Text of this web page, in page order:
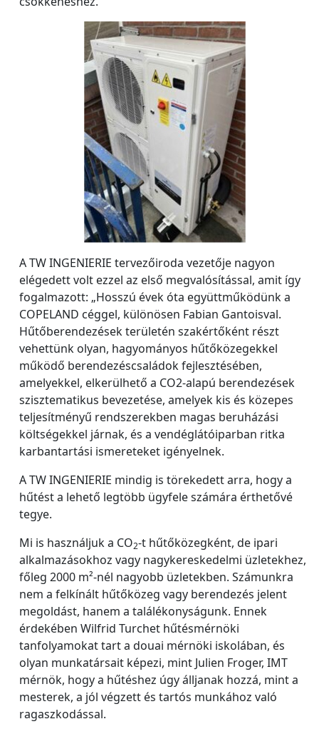
A TW INGENIERIE tervezőiroda vezetője nagyon
elégedett volt ezzel az első megvalósítással, amit így
fogalmazott: „Hosszú évek óta együttműködünk a
COPELAND céggel, különösen Fabian Gantoisval.
Hűtőberendezések területén szakértőként részt
vehettünk olyan, hagyományos hűtőközegekkel
működő berendezéscsaládok fejlesztésében,
amelyekkel, elkerülhető a CO2-alapú berendezések
szisztematikus bevezetése, amelyek kis és közepes
teljesítményű rendszerekben magas beruházási
költségekkel járnak, és a vendéglátóiparban ritka
karbantartási ismereteket igényelnek.
A TW INGENIERIE mindig is törekedett arra, hogy a
hűtést a lehető legtöbb ügyfele számára érthetővé
tegye.
Mi is használjuk a CO2-t hűtőközegként, de ipari
alkalmazásokhoz vagy nagykereskedelmi üzletekhez,
főleg 2000 m²-nél nagyobb üzletekben. Számunkra
nem a felkínált hűtőközeg vagy berendezés jelent
megoldást, hanem a találékonyságunk. Ennek
érdekében Wilfrid Turchet hűtésmérnöki
tanfolyamokat tart a douai mérnöki iskolában, és
olyan munkatársait képezi, mint Julien Froger, IMT
mérnök, hogy a hűtéshez úgy álljanak hozzá, mint a
mesterek, a jól végzett és tartós munkához való
ragaszkodással.